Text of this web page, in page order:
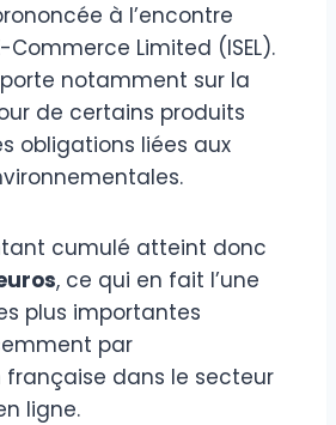
à l’encontre
Commerce Limited (ISEL).
notamment sur la
de certains produits
obligations liées aux
cumulé atteint donc
, ce qui en fait l’une
plus importantes
par
française dans le secteur
ligne.